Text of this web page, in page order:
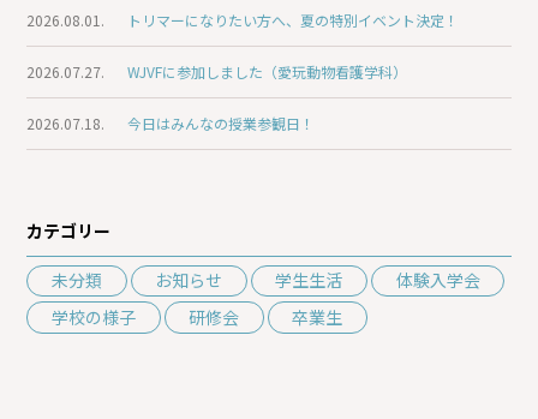
2026.08.01. トリマーになりたい方へ、夏の特別イベント決定！
2026.07.27. WJVFに参加しました（愛玩動物看護学科）
2026.07.18. 今日はみんなの授業参観日！
カテゴリー
未分類 お知らせ 学生生活
体験入学会
学校の様子
研修会 卒業生